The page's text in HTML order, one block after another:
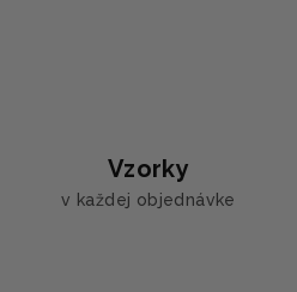
Vzorky
v každej objednávke